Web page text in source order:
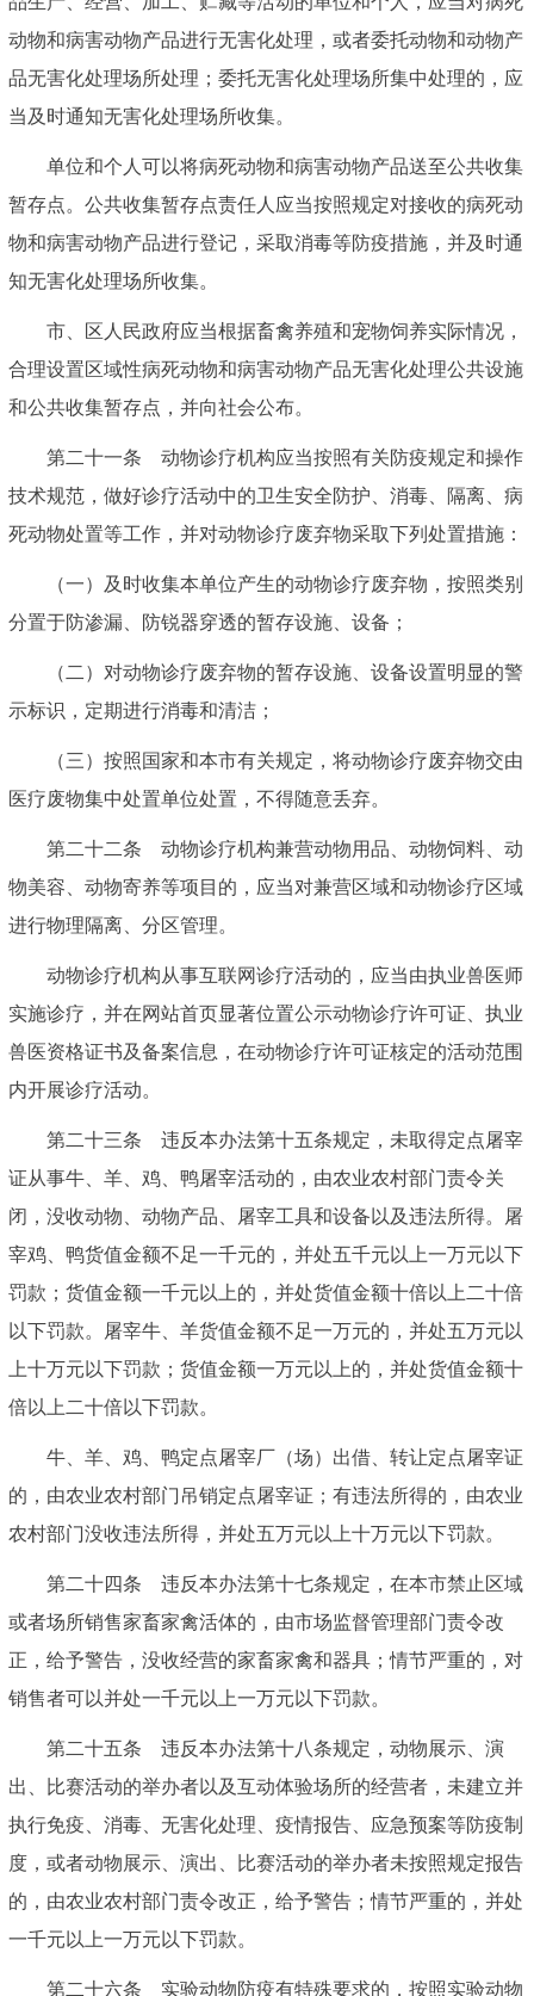
动物和病害动物产品进行无害化处理，或者委托动物和动物产
品无害化处理场所处理；委托无害化处理场所集中处理的，应
当及时通知无害化处理场所收集。
单位和个人可以将病死动物和病害动物产品送至公共收集
暂存点。公共收集暂存点责任人应当按照规定对接收的病死动
物和病害动物产品进行登记，采取消毒等防疫措施，并及时通
知无害化处理场所收集。
市、区人民政府应当根据畜禽养殖和宠物饲养实际情况，
合理设置区域性病死动物和病害动物产品无害化处理公共设施
和公共收集暂存点，并向社会公布。
第二十一条 动物诊疗机构应当按照有关防疫规定和操作
技术规范，做好诊疗活动中的卫生安全防护、消毒、隔离、病
死动物处置等工作，并对动物诊疗废弃物采取下列处置措施：
（一）及时收集本单位产生的动物诊疗废弃物，按照类别
分置于防渗漏、防锐器穿透的暂存设施、设备；
（二）对动物诊疗废弃物的暂存设施、设备设置明显的警
示标识，定期进行消毒和清洁；
（三）按照国家和本市有关规定，将动物诊疗废弃物交由
医疗废物集中处置单位处置，不得随意丢弃。
第二十二条 动物诊疗机构兼营动物用品、动物饲料、动
物美容、动物寄养等项目的，应当对兼营区域和动物诊疗区域
进行物理隔离、分区管理。
动物诊疗机构从事互联网诊疗活动的，应当由执业兽医师
实施诊疗，并在网站首页显著位置公示动物诊疗许可证、执业
兽医资格证书及备案信息，在动物诊疗许可证核定的活动范围
内开展诊疗活动。
第二十三条 违反本办法第十五条规定，未取得定点屠宰
证从事牛、羊、鸡、鸭屠宰活动的，由农业农村部门责令关
闭，没收动物、动物产品、屠宰工具和设备以及违法所得。屠
宰鸡、鸭货值金额不足一千元的，并处五千元以上一万元以下
罚款；货值金额一千元以上的，并处货值金额十倍以上二十倍
以下罚款。屠宰牛、羊货值金额不足一万元的，并处五万元以
上十万元以下罚款；货值金额一万元以上的，并处货值金额十
倍以上二十倍以下罚款。
牛、羊、鸡、鸭定点屠宰厂（场）出借、转让定点屠宰证
的，由农业农村部门吊销定点屠宰证；有违法所得的，由农业
农村部门没收违法所得，并处五万元以上十万元以下罚款。
第二十四条 违反本办法第十七条规定，在本市禁止区域
或者场所销售家畜家禽活体的，由市场监督管理部门责令改
正，给予警告，没收经营的家畜家禽和器具；情节严重的，对
销售者可以并处一千元以上一万元以下罚款。
第二十五条 违反本办法第十八条规定，动物展示、演
出、比赛活动的举办者以及互动体验场所的经营者，未建立并
执行免疫、消毒、无害化处理、疫情报告、应急预案等防疫制
度，或者动物展示、演出、比赛活动的举办者未按照规定报告
的，由农业农村部门责令改正，给予警告；情节严重的，并处
一千元以上一万元以下罚款。
第二十六条 实验动物防疫有特殊要求的，按照实验动物